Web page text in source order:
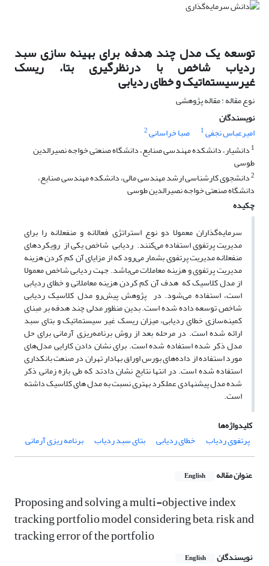
توسعه یک مدل چند هدفه برای بهینه سازی سبد
ردیاب شاخص با درنظرگیری بتا، ریسک
غیرسیستماتیک و خطای ردیابی
نوع مقاله : مقاله پژوهشی
نویسندگان
امیرعباس نجفی1 صبا خراسانی2
1 دانشیار، دانشکده مهندسی صنایع، دانشگاه صنعتی خواجه نصیرالدین
طوسی
2دانشجوی کارشناسی ارشد مهندسی مالی، دانشکده مهندسی صنایع،
دانشگاه صنعتی خواجه نصیرالدین طوسی
چکیده
سرمایه‌گذاران معمولا دو نوع استراتژی فعالانه و منفعلانه را برای
مدیریت پرتفوی استفاده می‌کنند. ردیابی شاخص یکی از رویکردهای
منفعلانه مدیریت پرتفوی بشمار می‌رود که از مزایای آن کم کردن هزینه
مدیریت پرتفوی و هزینه معاملات می‌باشد. جهت ردیابی شاخص معمولا
از مدل‌ کلاسیک که هدف آن کم کردن هزینه معاملاتی و خطای ردیابی
است، استفاده می‌شود. در پژوهش پیش‌رو مدل کلاسیک ردیابی
شاخص توسعه داده شده است. بدین منظور مدلی چند هدفه بر مبنای
کمینه‌سازی خطای ردیابی، میزان ریسک غیر سیستماتیک و بتای سبد
ارائه شده است. در مرحله بعد از روش برنامه‌ریزی آرمانی برای حل
مدل ذکر شده استفاده شده است. برای نشان دادن کارایی مدل‌های
مورد استفاده از داده‌های بورس اوراق بهادار تهران در صنعت بانکداری
استفاده شده است. در انتها نتایج نشان دادتد که طی بازه زمانی ذکر
شده مدل پیشنهادی عملکرد بهتری نسبت به مدل های کلاسیک داشته
است.
کلیدواژه‌ها
پرتفوی ردیاب
خطای ردیابی بتای سبد ردیاب برنامه ریزی آرمانی
عنوان مقاله English
Proposing and solving a multi-objective index
tracking portfolio model considering beta, risk and
tracking error of the portfolio
نویسندگان English